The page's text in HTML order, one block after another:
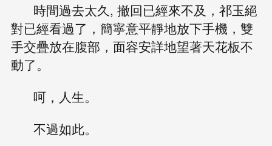
時間過去太久, 撤回已經來不及，祁玉絕
對已經看過了，簡寧意平靜地放下手機，雙
手交疊放在腹部，面容安詳地望著天花板不
動了。
呵，人生。
不過如此。